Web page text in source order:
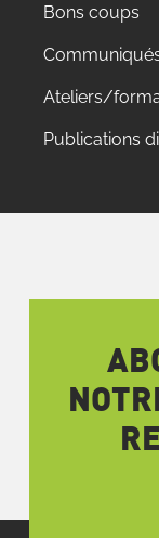
Bons coups
Ateliers/
Publications